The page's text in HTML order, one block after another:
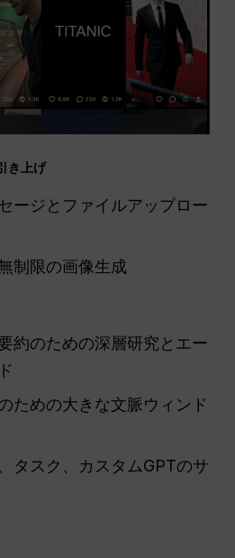
き上げ
ージとファイルアップロー
制限の画像生成
約のための深層研究とエー
ための大きな文脈ウィンド
タスク、カスタムGPTのサ